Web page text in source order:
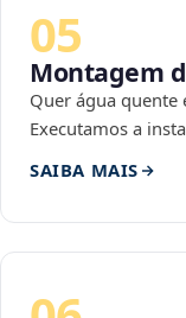
05
Montagem
Quer água quente
Executamos a
SAIBA MAIS